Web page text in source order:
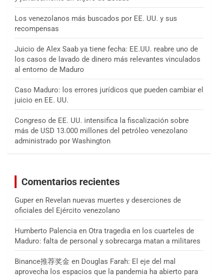
Los venezolanos más buscados por EE. UU. y sus
recompensas
Juicio de Alex Saab ya tiene fecha: EE.UU. reabre uno de
los casos de lavado de dinero más relevantes vinculados
al entorno de Maduro
Caso Maduro: los errores jurídicos que pueden cambiar el
juicio en EE. UU.
Congreso de EE. UU. intensifica la fiscalización sobre
más de USD 13.000 millones del petróleo venezolano
administrado por Washington
Comentarios recientes
Guper en Revelan nuevas muertes y deserciones de
oficiales del Ejército venezolano
Humberto Palencia en Otra tragedia en los cuarteles de
Maduro: falta de personal y sobrecarga matan a militares
Binance推荐奖金 en Douglas Farah: El eje del mal
aprovecha los espacios que la pandemia ha abierto para